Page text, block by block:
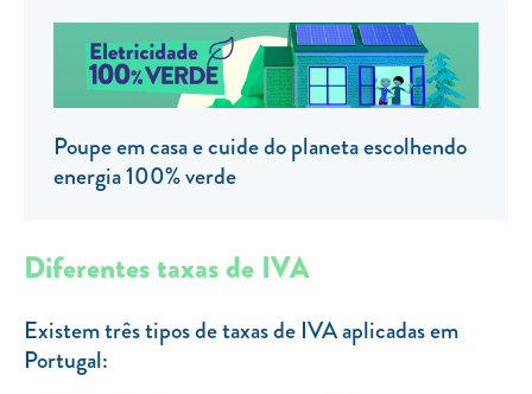
FRAUDE E SEGURANÇA
Preços de referência
Documentos úteis
Política de privacidade
Clientes com necessidades especiais
Clientes prioritários
Resolução alternativa de litígios
Poupe em casa e cuide do planeta escolhendo
energia 100% verde
Diferentes taxas de IVA
Existem três tipos de taxas de IVA aplicadas em
Portugal: